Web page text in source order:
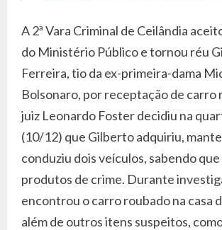
A 2ª Vara Criminal de Ceilândia
do Ministério Público e tornou réu
Ferreira, tio da ex-primeira-dama
Bolsonaro, por receptação de carro
juiz Leonardo Foster decidiu na
(10/12) que Gilberto adquiriu,
conduziu dois veículos, sabendo
produtos de crime. Durante
encontrou o carro roubado na casa
além de outros itens suspeitos,